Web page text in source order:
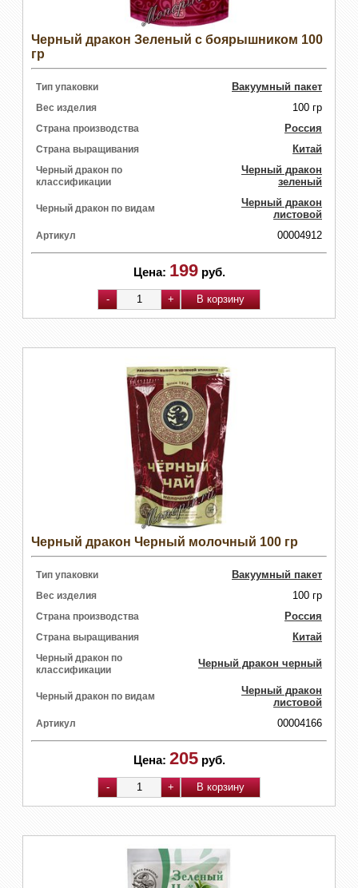
Черный дракон Зеленый с боярышником 100
гр
Тип упаковки Вакуумный пакет
Вес изделия 100 гр
Страна производства Россия
Страна выращивания Китай
Черный дракон по
классификации
Черный дракон
зеленый
Черный дракон по видам
Черный дракон
листовой
Артикул 00004912
Цена: 199 руб.
Черный дракон Черный молочный 100 гр
Тип упаковки Вакуумный пакет
Вес изделия 100 гр
Страна производства Россия
Страна выращивания Китай
Черный дракон по
классификации
Черный дракон черный
Черный дракон по видам
Черный дракон
листовой
Артикул 00004166
Цена: 205 руб.